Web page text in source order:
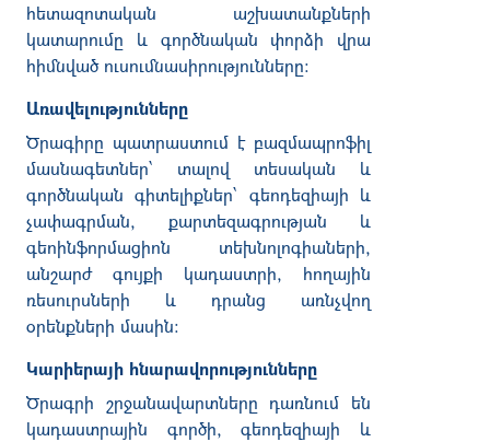
հետազոտական աշխատանքների
կատարումը և գործնական փորձի վրա
հիմնված ուսումնասիրությունները:
Առավելությունները
Ծրագիրը պատրաստում է բազմապրոֆիլ
մասնագետներ՝ տալով տեսական և
գործնական գիտելիքներ՝ գեոդեզիայի և
չափագրման, քարտեզագրության և
գեոինֆորմացիոն տեխնոլոգիաների,
անշարժ գույքի կադաստրի, հողային
ռեսուրսների և դրանց առնչվող
օրենքների մասին։
Կարիերայի հնարավորությունները
Ծրագրի շրջանավարտները դառնում են
կադաստրային գործի, գեոդեզիայի և